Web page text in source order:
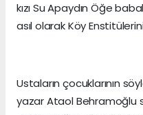
kızı Su Apaydın Öğe
asıl olarak Köy
Ustaların çocuklarının
yazar Ataol Behramoğlu